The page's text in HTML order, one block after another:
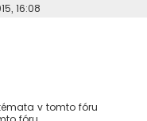
16:08
v tomto fóru